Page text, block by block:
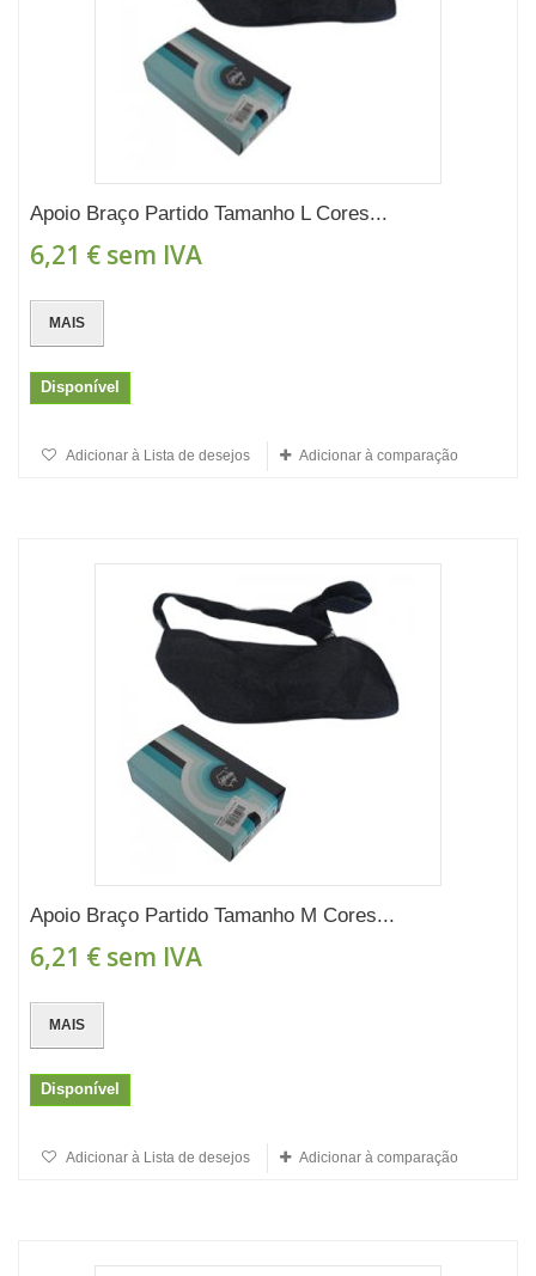
Apoio Braço Partido Tamanho L Cores...
6,21 € sem IVA
MAIS
Disponível
Adicionar à Lista de desejos Adicionar à comparação
Apoio Braço Partido Tamanho M Cores...
6,21 € sem IVA
MAIS
Disponível
Adicionar à Lista de desejos Adicionar à comparação